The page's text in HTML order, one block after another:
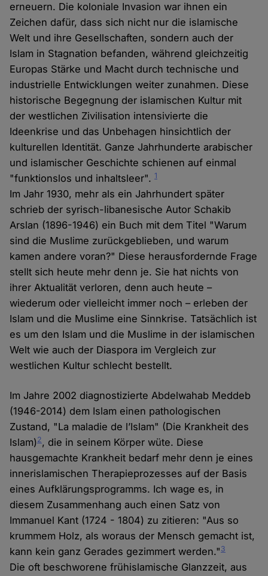
erneuern. Die koloniale Invasion war ihnen ein
Zeichen dafür, dass sich nicht nur die islamische
Welt und ihre Gesellschaften, sondern auch der
Islam in Stagnation befanden, während gleichzeitig
Europas Stärke und Macht durch technische und
industrielle Entwicklungen weiter zunahmen. Diese
historische Begegnung der islamischen Kultur mit
der westlichen Zivilisation intensivierte die
Ideenkrise und das Unbehagen hinsichtlich der
kulturellen Identität. Ganze Jahrhunderte arabischer
und islamischer Geschichte schienen auf einmal
"funktionslos und inhaltsleer".1
Im Jahr 1930, mehr als ein Jahrhundert später
schrieb der syrisch-libanesische Autor Schakib
Arslan (1896-1946) ein Buch mit dem Titel "Warum
sind die Muslime zurückgeblieben, und warum
kamen andere voran?" Diese herausfordernde Frage
stellt sich heute mehr denn je. Sie hat nichts von
ihrer Aktualität verloren, denn auch heute –
wiederum oder vielleicht immer noch – erleben der
Islam und die Muslime eine Sinnkrise. Tatsächlich ist
es um den Islam und die Muslime in der islamischen
Welt wie auch der Diaspora im Vergleich zur
westlichen Kultur schlecht bestellt.
Im Jahre 2002 diagnostizierte Abdelwahab Meddeb
(1946-2014) dem Islam einen pathologischen
Zustand, "La maladie de l’Islam" (Die Krankheit des
Islam)2, die in seinem Körper wüte. Diese
hausgemachte Krankheit bedarf mehr denn je eines
innerislamischen Therapieprozesses auf der Basis
eines Aufklärungsprogramms. Ich wage es, in
diesem Zusammenhang auch einen Satz von
Immanuel Kant (1724 - 1804) zu zitieren: "Aus so
krummem Holz, als woraus der Mensch gemacht ist,
kann kein ganz Gerades gezimmert werden."3
Die oft beschworene frühislamische Glanzzeit, aus